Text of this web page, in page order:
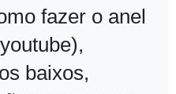
fazer o anel
baixos,